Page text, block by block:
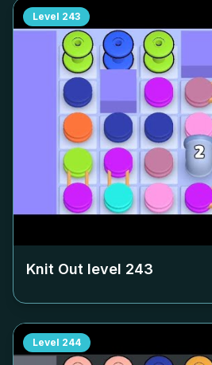
Level 243
Knit Out level 243
Level 244